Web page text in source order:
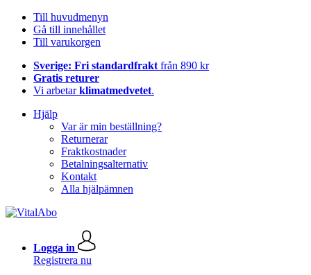
Till huvudmenyn
Gå till innehållet
Till varukorgen
Sverige: Fri standardfrakt från 890 kr
Gratis returer
Vi arbetarklimatmedvetet.
Hjälp
Var är min beställning?
Returnerar
Fraktkostnader
Betalningsalternativ
Kontakt
Alla hjälpämnen
Logga in
Registrera nu